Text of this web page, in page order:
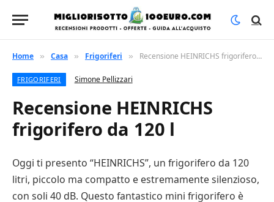
Home » Casa » Frigoriferi » Recensione HEINRICHS frigorifero da 120 l
FRIGORIFERI Simone Pellizzari
Recensione HEINRICHS
frigorifero da 120 l
Oggi ti presento “HEINRICHS”, un frigorifero da 120
litri, piccolo ma compatto e estremamente silenzioso,
con soli 40 dB. Questo fantastico mini frigorifero è